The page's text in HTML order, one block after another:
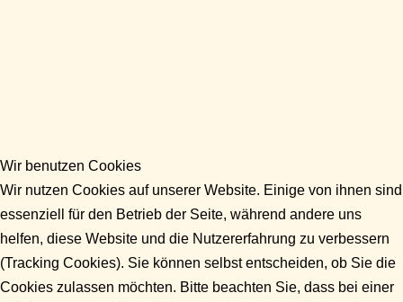
Wir benutzen Cookies
Wir nutzen Cookies auf unserer Website. Einige von ihnen sind
essenziell für den Betrieb der Seite, während andere uns
helfen, diese Website und die Nutzererfahrung zu verbessern
(Tracking Cookies). Sie können selbst entscheiden, ob Sie die
Cookies zulassen möchten. Bitte beachten Sie, dass bei einer